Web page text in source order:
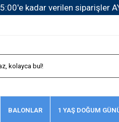
1500 TL ve Üzeri Kargo
BALONLAR 1 YAŞ DOĞUM